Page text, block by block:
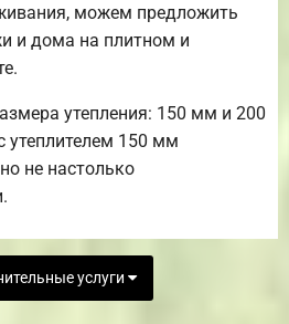
можем предложить
и дома на плитном и
утепления: 150 мм и 200
150 мм
не настолько
услуги